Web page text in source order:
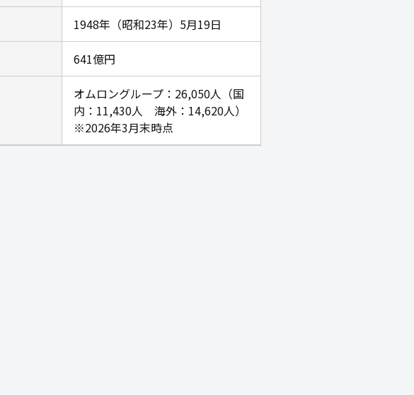
1948年（昭和23年）5月19日
641億円
オムロングループ：26,050人（国
内：11,430人 海外：14,620人）
※2026年3月末時点